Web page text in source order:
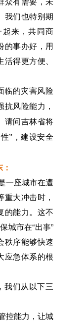
我们也特别期
来，共同商
的事办好，用
得更方便、
临的灾害风险
抗风险能力，
请问吉林省将
”，建设安全
一座城市在遭
大冲击时，
的能力。这不
城市在“出事”
秩序能够快速
应急体系的根
我们从以下三
控能力，让城